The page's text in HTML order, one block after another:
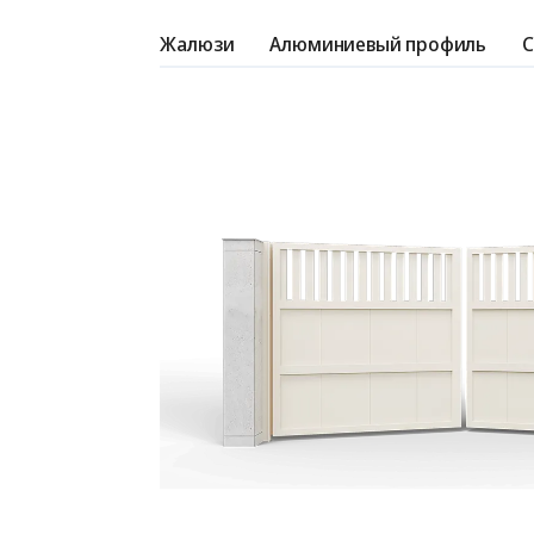
Жалюзи Алюминиевый профиль